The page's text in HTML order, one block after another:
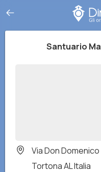
Santuario
Via Don
Tortona AL Italia